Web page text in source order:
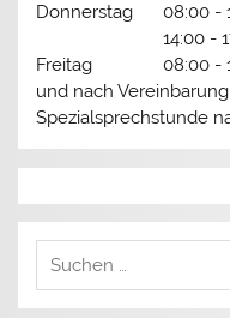
Donnerstag
08:00 -
14:00 -
Freitag
08:00 -
und nach Vereinbarung
Spezialsprechstunde